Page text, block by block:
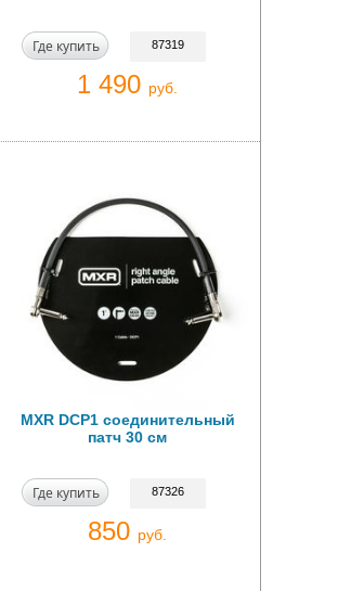
Где купить 87319
1 490 руб.
MXR DCP1 соединительный
патч 30 см
Где купить 87326
850 руб.